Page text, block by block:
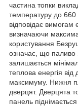
частина топки
температуру до 660
відповідає вимогам
визначаючи
користування
означає, що паливо
залишається
теплова енергія
максимуму. Нижня
дверцят. Дверцята
панель